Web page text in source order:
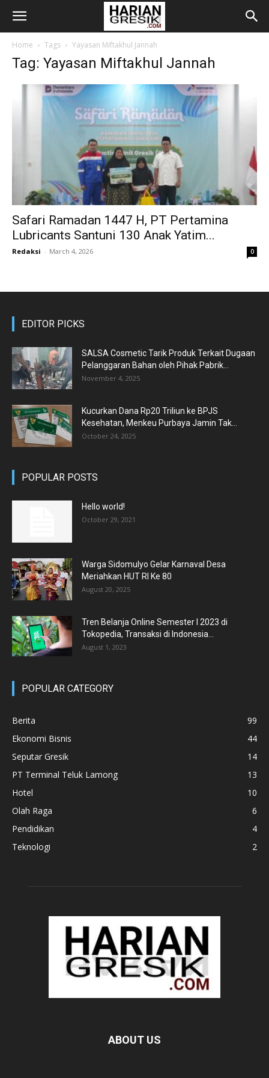
Home Tags Yayasan Miftakhul Jannah
Tag: Yayasan Miftakhul Jannah
Safari Ramadan 1447 H, PT Pertamina
Lubricants Santuni 130 Anak Yatim...
Redaksi - March 4, 2026 0
EDITOR PICKS
SALSA Cosmetic Tarik Produk Terkait Dugaan
Pelanggaran Bahan oleh Pihak Pabrik...
November 4, 2025
Kucurkan Dana Rp20 Triliun ke BPJS
Kesehatan, Menkeu Purbaya Jamin Tak...
October 24, 2025
POPULAR POSTS
Hello world!
October 29, 2021
Warga Sidomulyo Gelar Karnaval Desa
Meriahkan HUT RI Ke 80
August 20, 2025
Tren Belanja Online Semester I 2023 di
Tokopedia, Transaksi di Indonesia...
August 1, 2023
POPULAR CATEGORY
Berita
99
Ekonomi Bisnis
44
Seputar Gresik
14
PT Terminal Teluk Lamong
13
Hotel
10
Olah Raga
6
Pendidikan
4
Teknologi
2
ABOUT US